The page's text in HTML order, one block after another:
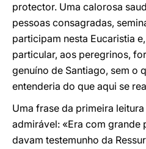
protector. Uma calorosa
pessoas consagradas,
participam nesta Eucaristia
particular, aos peregrinos,
genuíno de Santiago, sem o
entenderia do que aqui se
Uma frase da primeira
admirável: «Era com grande
davam testemunho da